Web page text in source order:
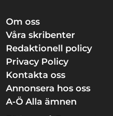
Om oss
Våra skribenter
Redaktionell policy
Privacy Policy
Kontakta oss
Annonsera hos oss
A-Ö Alla ämnen